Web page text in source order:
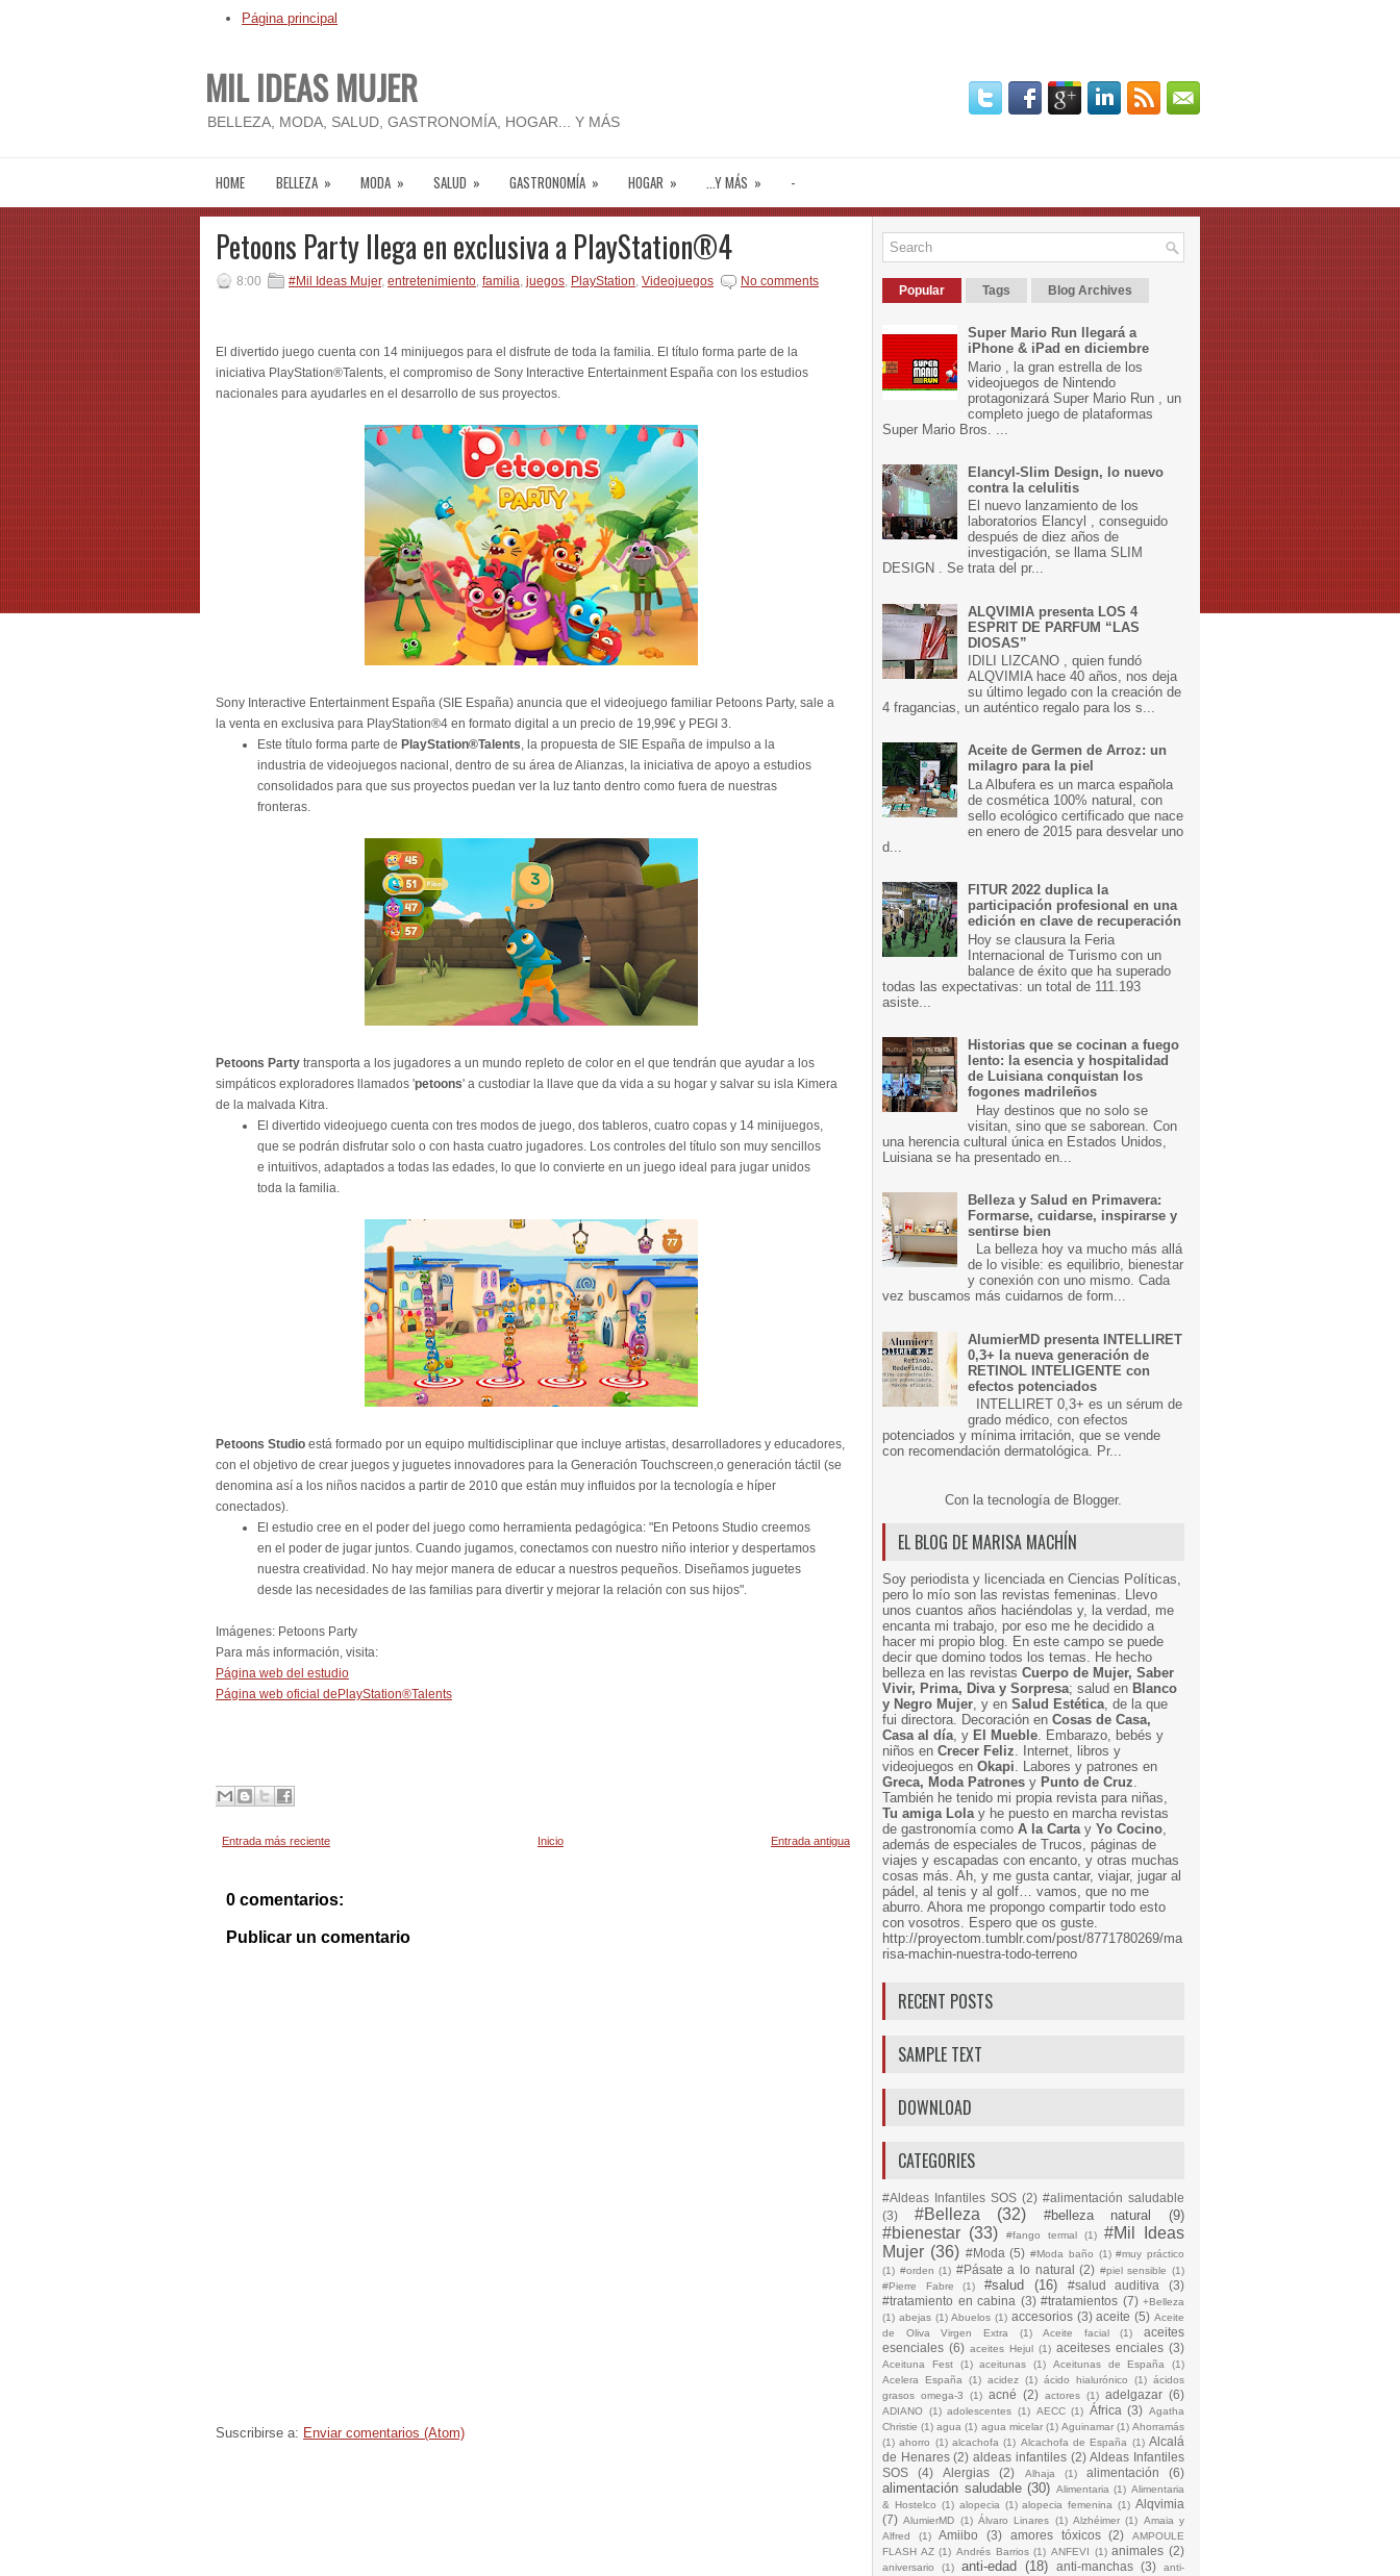
Página principal
MIL IDEAS MUJER
BELLEZA, MODA, SALUD, GASTRONOMÍA, HOGAR... Y MÁS
HOME BELLEZA » MODA » SALUD » GASTRONOMÍA » HOGAR » ...Y MÁS » -
Petoons Party llega en exclusiva a PlayStation®4
8:00 #Mil Ideas Mujer, entretenimiento, familia, juegos, PlayStation, Videojuegos No comments
El divertido juego cuenta con 14 minijuegos para el disfrute de toda la familia. El título forma parte de la
iniciativa PlayStation®Talents, el compromiso de Sony Interactive Entertainment España con los estudios
nacionales para ayudarles en el desarrollo de sus proyectos.
Sony Interactive Entertainment España (SIE España) anuncia que el videojuego familiar Petoons Party, sale a
la venta en exclusiva para PlayStation®4 en formato digital a un precio de 19,99€ y PEGI 3.
Este título forma parte de PlayStation®Talents, la propuesta de SIE España de impulso a la
industria de videojuegos nacional, dentro de su área de Alianzas, la iniciativa de apoyo a estudios
consolidados para que sus proyectos puedan ver la luz tanto dentro como fuera de nuestras
fronteras.
Petoons Party transporta a los jugadores a un mundo repleto de color en el que tendrán que ayudar a los
simpáticos exploradores llamados 'petoons' a custodiar la llave que da vida a su hogar y salvar su isla Kimera
de la malvada Kitra.
El divertido videojuego cuenta con tres modos de juego, dos tableros, cuatro copas y 14 minijuegos,
que se podrán disfrutar solo o con hasta cuatro jugadores. Los controles del título son muy sencillos
e intuitivos, adaptados a todas las edades, lo que lo convierte en un juego ideal para jugar unidos
toda la familia.
Petoons Studio está formado por un equipo multidisciplinar que incluye artistas, desarrolladores y educadores,
con el objetivo de crear juegos y juguetes innovadores para la Generación Touchscreen,o generación táctil (se
denomina así a los niños nacidos a partir de 2010 que están muy influidos por la tecnología e híper
conectados).
El estudio cree en el poder del juego como herramienta pedagógica: "En Petoons Studio creemos
en el poder de jugar juntos. Cuando jugamos, conectamos con nuestro niño interior y despertamos
nuestra creatividad. No hay mejor manera de educar a nuestros pequeños. Diseñamos juguetes
desde las necesidades de las familias para divertir y mejorar la relación con sus hijos".
Imágenes: Petoons Party
Para más información, visita:
Página web del estudio
Página web oficial dePlayStation®Talents
Entrada más reciente Entrada antigua
Inicio
0 comentarios:
Publicar un comentario
Suscribirse a: Enviar comentarios (Atom)
Popular Tags Blog Archives
Super Mario Run llegará a
iPhone & iPad en diciembre
Mario , la gran estrella de los
videojuegos de Nintendo
protagonizará Super Mario Run , un
completo juego de plataformas
Super Mario Bros. ...
Elancyl-Slim Design, lo nuevo
contra la celulitis
El nuevo lanzamiento de los
laboratorios Elancyl , conseguido
después de diez años de
investigación, se llama SLIM
DESIGN . Se trata del pr...
ALQVIMIA presenta LOS 4
ESPRIT DE PARFUM “LAS
DIOSAS”
IDILI LIZCANO , quien fundó
ALQVIMIA hace 40 años, nos deja
su último legado con la creación de
4 fragancias, un auténtico regalo para los s...
Aceite de Germen de Arroz: un
milagro para la piel
La Albufera es un marca española
de cosmética 100% natural, con
sello ecológico certificado que nace
en enero de 2015 para desvelar uno
d...
FITUR 2022 duplica la
participación profesional en una
edición en clave de recuperación
Hoy se clausura la Feria
Internacional de Turismo con un
balance de éxito que ha superado
todas las expectativas: un total de 111.193
asiste...
Historias que se cocinan a fuego
lento: la esencia y hospitalidad
de Luisiana conquistan los
fogones madrileños
Hay destinos que no solo se
visitan, sino que se saborean. Con
una herencia cultural única en Estados Unidos,
Luisiana se ha presentado en...
Belleza y Salud en Primavera:
Formarse, cuidarse, inspirarse y
sentirse bien
La belleza hoy va mucho más allá
de lo visible: es equilibrio, bienestar
y conexión con uno mismo. Cada
vez buscamos más cuidarnos de form...
AlumierMD presenta INTELLIRET
0,3+ la nueva generación de
RETINOL INTELIGENTE con
efectos potenciados
INTELLIRET 0,3+ es un sérum de
grado médico, con efectos
potenciados y mínima irritación, que se vende
con recomendación dermatológica. Pr...
Con la tecnología de Blogger.
EL BLOG DE MARISA MACHÍN
Soy periodista y licenciada en Ciencias Políticas,
pero lo mío son las revistas femeninas. Llevo
unos cuantos años haciéndolas y, la verdad, me
encanta mi trabajo, por eso me he decidido a
hacer mi propio blog. En este campo se puede
decir que domino todos los temas. He hecho
belleza en las revistas Cuerpo de Mujer, Saber
Vivir, Prima, Diva y Sorpresa; salud en Blanco
y Negro Mujer, y en Salud Estética, de la que
fui directora. Decoración en Cosas de Casa,
Casa al día, y El Mueble. Embarazo, bebés y
niños en Crecer Feliz. Internet, libros y
videojuegos en Okapi. Labores y patrones en
Greca, Moda Patrones y Punto de Cruz.
También he tenido mi propia revista para niñas,
Tu amiga Lolay he puesto en marcha revistas
de gastronomía como A la Cartay Yo Cocino,
además de especiales de Trucos, páginas de
viajes y escapadas con encanto, y otras muchas
cosas más. Ah, y me gusta cantar, viajar, jugar al
pádel, al tenis y al golf… vamos, que no me
aburro. Ahora me propongo compartir todo esto
con vosotros. Espero que os guste.
http://proyectom.tumblr.com/post/8771780269/ma
risa-machin-nuestra-todo-terreno
RECENT POSTS
SAMPLE TEXT
DOWNLOAD
CATEGORIES
#Aldeas Infantiles SOS (2) #alimentación saludable
(3)
#Belleza (32) #belleza natural (9)
#bienestar (33) #fango termal (1)
#Mil Ideas
Mujer (36) #Moda (5) #Moda baño (1) #muy práctico
(1) #orden (1) #Pásate a lo natural (2) #piel sensible (1)
#Pierre Fabre
(1) #salud (16) #salud auditiva
(3)
#tratamiento en cabina (3) #tratamientos (7) +Belleza
(1) abejas (1) Abuelos (1) accesorios (3) aceite (5) Aceite
de Oliva Virgen Extra
(1) Aceite facial (1)
aceites
esenciales (6) aceites Hejul (1) aceiteses enciales (3)
Aceituna Fest (1) aceitunas (1) Aceitunas de España
(1)
Acelera España (1) acidez (1) ácido hialurónico (1) ácidos
grasos omega-3
(1) acné (2) actores (1) adelgazar (6)
ADIANO (1) adolescentes (1) AECC (1) África (3) Agatha
Christie (1) agua (1) agua micelar (1) Aguinamar (1) Ahorramás
(1) ahorro (1) alcachofa (1) Alcachofa de España (1) Alcalá
de Henares (2) aldeas infantiles (2) Aldeas Infantiles
SOS
(4) Alergias (2) Alhaja (1) alimentación (6)
alimentación saludable (30) Alimentaria (1) Alimentaria
& Hostelco (1) alopecia (1) alopecia femenina (1) Alqvimia
(7) AlumierMD (1) Álvaro Linares (1) Alzhéimer (1) Amaia y
Alfred
(1) Amiibo (3) amores tóxicos (2)
AMPOULE
FLASH AZ (1) Andrés Barrios (1) ANFEVI (1) animales (2)
aniversario (1) anti-edad (18) anti-manchas (3)
anti-